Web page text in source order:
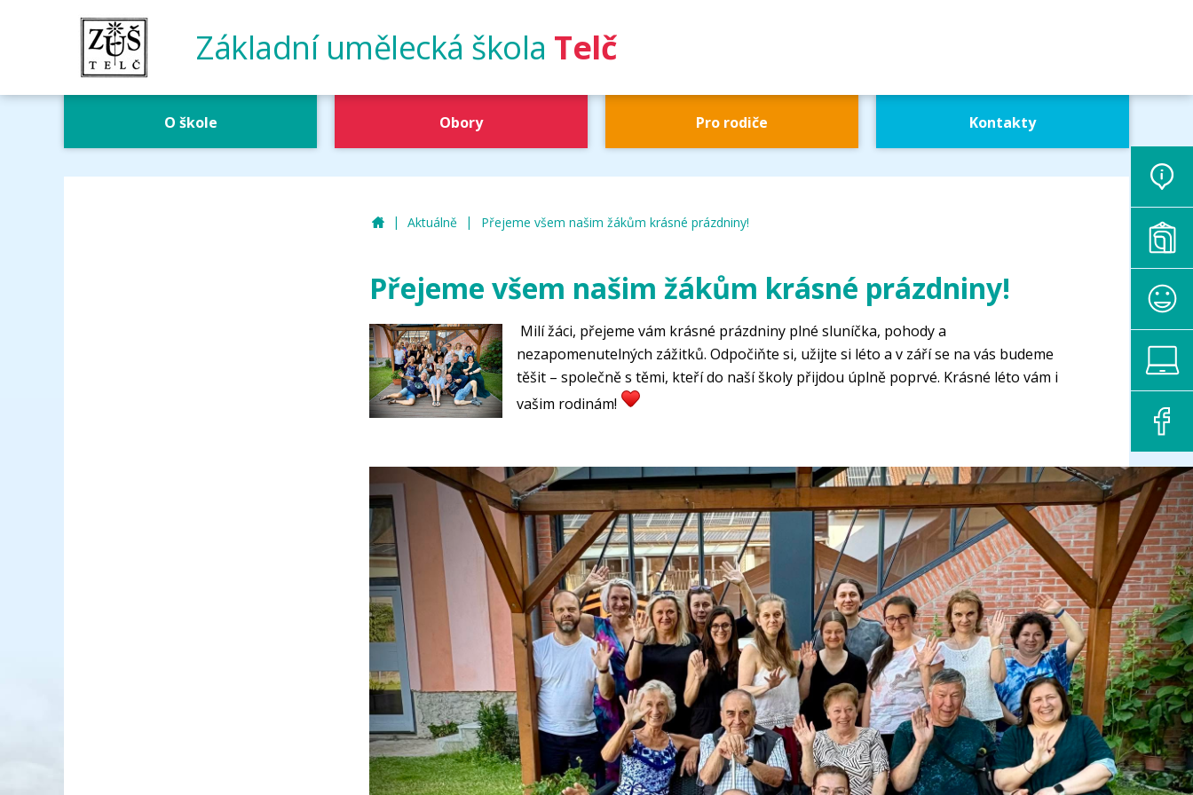
Základní umělecká škola Telč
O škole Obory Pro rodiče Kontakty
ZUŠ Telč
| Aktuálně | Přejeme všem našim žákům krásné prázdniny!
Přejeme všem našim žákům krásné prázdniny!
Milí žáci, přejeme vám krásné prázdniny plné sluníčka, pohody a
nezapomenutelných zážitků. Odpočiňte si, užijte si léto a v září se na vás budeme
těšit – společně s těmi, kteří do naší školy přijdou úplně poprvé. Krásné léto vám i
vašim rodinám!